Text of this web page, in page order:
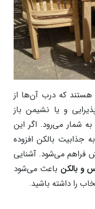
که درب آن‌ها از
و یا نشیمن باز
شمار می‌رود. اگر این
بالکن افزوده
فراهم می‌شود. آشنایی
و بالکنباعث می‌شود
را داشته باشید.